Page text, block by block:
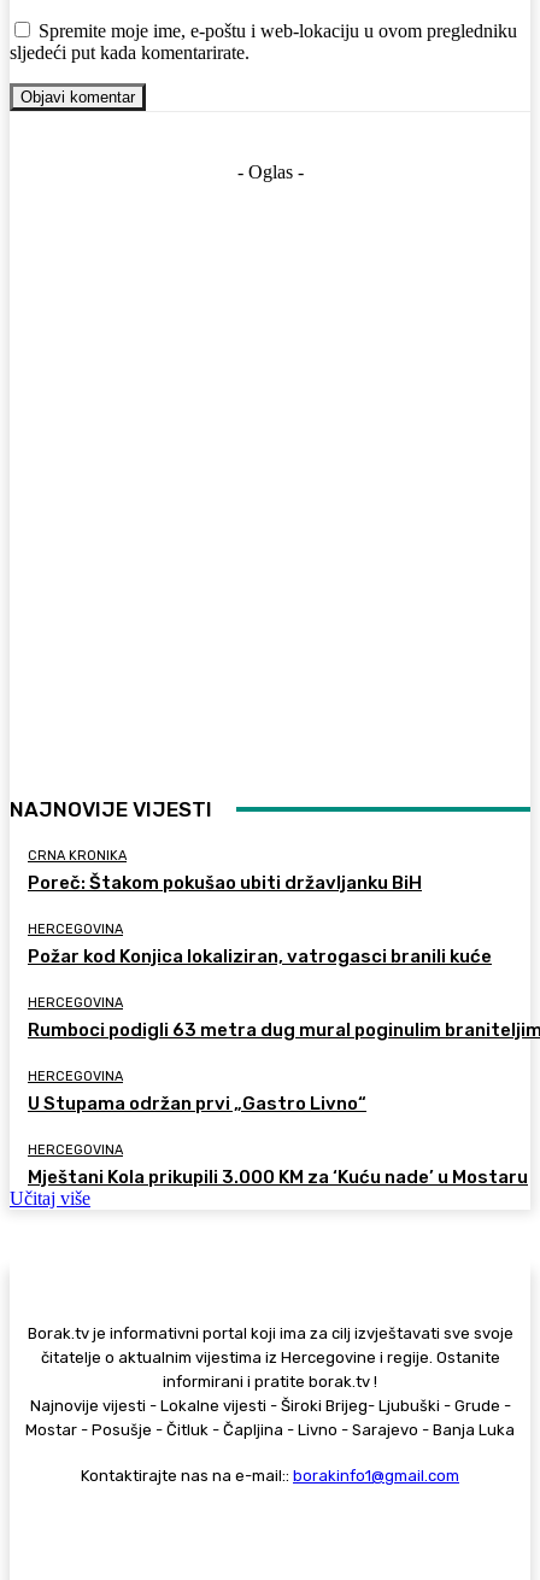
Spremite moje ime, e-poštu i web-lokaciju u ovom pregledniku
sljedeći put kada komentarirate.
- Oglas -
NAJNOVIJE VIJESTI
CRNA KRONIKA
Poreč: Štakom pokušao ubiti državljanku BiH
HERCEGOVINA
Požar kod Konjica lokaliziran, vatrogasci branili kuće
HERCEGOVINA
Rumboci podigli 63 metra dug mural poginulim
HERCEGOVINA
U Stupama održan prvi „Gastro Livno“
HERCEGOVINA
Mještani Kola prikupili 3.000 KM za ‘Kuću nade’ u Mostaru
Učitaj više
Borak.tv je informativni portal koji ima za cilj izvještavati sve svoje
čitatelje o aktualnim vijestima iz Hercegovine i regije. Ostanite
informirani i pratite borak.tv !
Najnovije vijesti - Lokalne vijesti - Široki Brijeg- Ljubuški - Grude -
Mostar - Posušje - Čitluk - Čapljina - Livno - Sarajevo - Banja Luka
Kontaktirajte nas na e-mail:: borakinfo1@gmail.com